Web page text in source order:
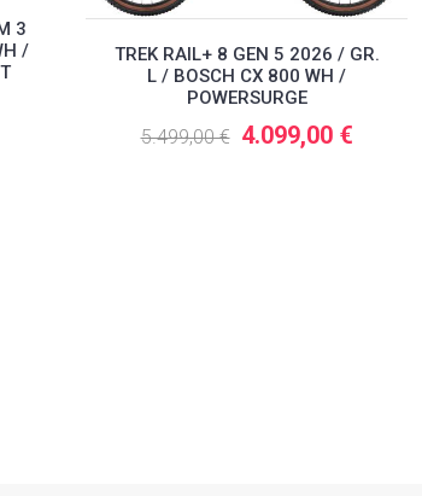
3
/
TREK RAIL+ 8 GEN 5 2026 / GR.
L / BOSCH CX 800 WH /
POWERSURGE
5.499,00 € 4.099,00 €